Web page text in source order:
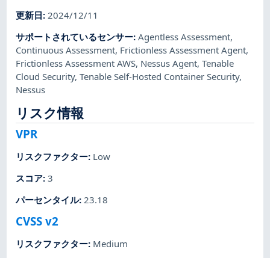
更新日:2024/12/11
サポートされているセンサー:Agentless Assessment,
Continuous Assessment, Frictionless Assessment Agent,
Frictionless Assessment AWS, Nessus Agent,Tenable
Cloud Security,Tenable Self-Hosted Container Security,
Nessus
リスク情報
VPR
リスクファクター: Low
スコア:3
パーセンタイル:23.18
CVSS v2
リスクファクター: Medium